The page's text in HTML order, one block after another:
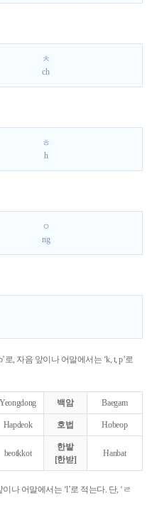
ㅊ
ch
ㅎ
h
ㅇ
ng
로, 자음 앞이나 어말에서는 ‘k, t, p’로
Yeongdong 백암 Baegam
Hapdeok 호법 Hobeop
beotkkot
한밭
[한받]
Hanbat
나 어말에서는 ‘l’로 적는다. 단, ‘ㄹ